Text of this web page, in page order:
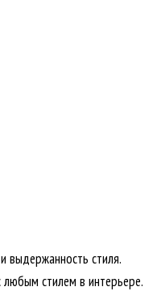
выдержанность стиля.
любым стилем в интерьере.